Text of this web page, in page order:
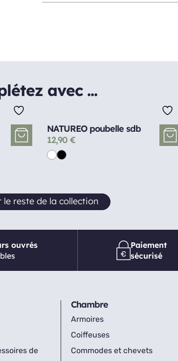
avec ...
NATUREO poubelle sdb
12,90 €
le reste de la collection
ouvrés
Paiement
sécurisé
de
Chambre
Armoires
Coiffeuses
Commodes et chevets